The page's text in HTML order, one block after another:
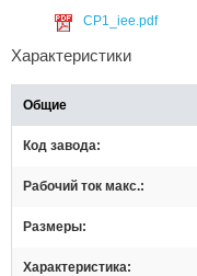
CP1_iee.pdf
Характеристики
Общие
Код завода
Рабочий ток макс.
Размеры
Характеристика